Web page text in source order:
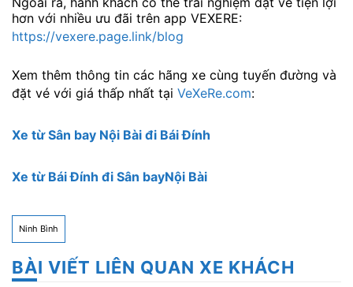
hơn với nhiều ưu đãi trên app VEXERE:
https://vexere.page.link/blog
Xem thêm thông tin các hãng xe cùng tuyến đường và
đặt vé với giá thấp nhất tại VeXeRe.com:
Xe từ Sân bay Nội Bài đi Bái Đính
Xe từ Bái Đính đi Sân bayNội Bài
Ninh Bình
BÀI VIẾT LIÊN QUAN XE KHÁCH